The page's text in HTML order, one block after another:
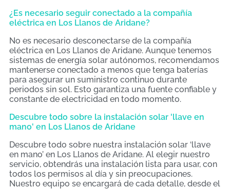
¿Es necesario seguir conectado a la compañía
eléctrica en Los Llanos de Aridane?
No es necesario desconectarse de la compañía
eléctrica en Los Llanos de Aridane. Aunque tenemos
sistemas de energía solar autónomos, recomendamos
mantenerse conectado a menos que tenga baterías
para asegurar un suministro continuo durante
periodos sin sol. Esto garantiza una fuente confiable y
constante de electricidad en todo momento.
Descubre todo sobre la instalación solar 'llave en
mano' en Los Llanos de Aridane
Descubre todo sobre nuestra instalación solar ‘llave
en mano’ en Los Llanos de Aridane. Al elegir nuestro
servicio, obtendrás una instalación lista para usar, con
todos los permisos al día y sin preocupaciones.
Nuestro equipo se encargará de cada detalle, desde el